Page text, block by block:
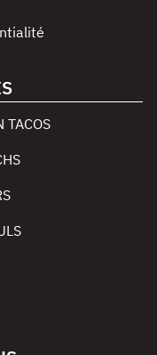
TACOS